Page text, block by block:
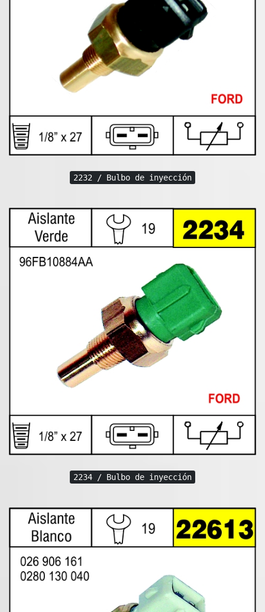
2232 / Bulbo de inyección
2234 / Bulbo de inyección